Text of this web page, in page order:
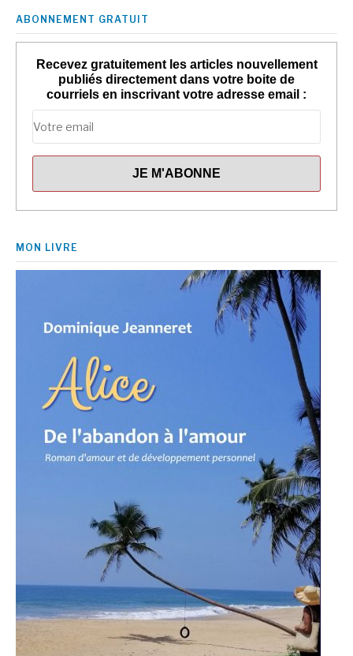
ABONNEMENT GRATUIT
Recevez gratuitement les articles nouvellement
publiés directement dans votre boite de
courriels en inscrivant votre adresse email :
MON LIVRE